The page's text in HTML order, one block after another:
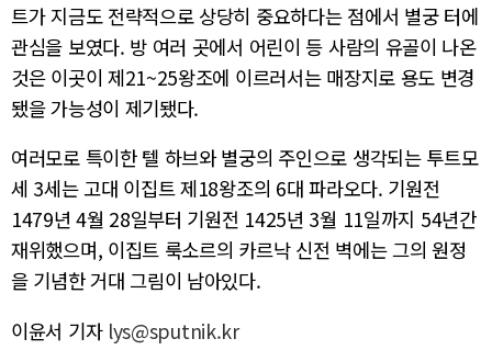
트가 지금도 전략적으로 상당히 중요하다는 점에서 별궁 터에
관심을 보였다. 방 여러 곳에서 어린이 등 사람의 유골이 나온
것은 이곳이 제21~25왕조에 이르러서는 매장지로 용도 변경
됐을 가능성이 제기됐다.
여러모로 특이한 텔 하브와 별궁의 주인으로 생각되는 투트모
세 3세는 고대 이집트 제18왕조의 6대 파라오다. 기원전
1479년 4월 28일부터 기원전 1425년 3월 11일까지 54년간
재위했으며, 이집트 룩소르의 카르낙 신전 벽에는 그의 원정
을 기념한 거대 그림이 남아있다.
이윤서 기자 lys@sputnik.kr